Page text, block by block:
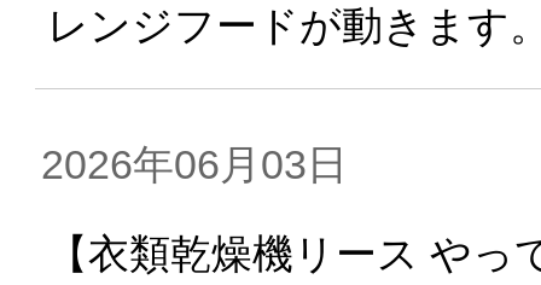
レンジフードが動きます
2026年06月03日
【衣類乾燥機リース やっ